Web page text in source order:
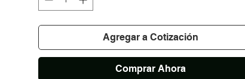
Agregar a Cotización
Comprar Ahora